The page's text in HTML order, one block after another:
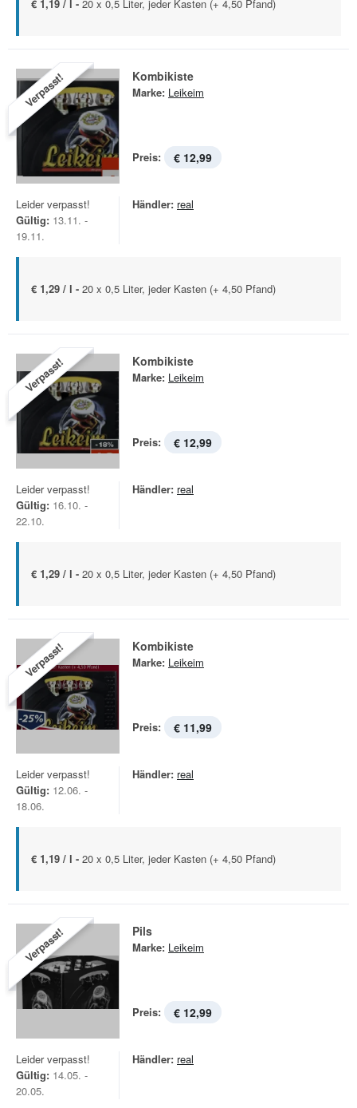
€ 1,19 / l - 20 x 0,5 Liter, jeder Kasten (+ 4,50 Pfand)
Verpasst! Kombikiste
Marke: Leikeim
Preis: € 12,99
Leider verpasst!
Gültig: 13.11. -
19.11.
Händler: real
€ 1,29 / l - 20 x 0,5 Liter, jeder Kasten (+ 4,50 Pfand)
Verpasst! Kombikiste
Marke: Leikeim
Preis: € 12,99
Leider verpasst!
Gültig: 16.10. -
22.10.
Händler: real
€ 1,29 / l - 20 x 0,5 Liter, jeder Kasten (+ 4,50 Pfand)
Verpasst! Kombikiste
Marke: Leikeim
Preis: € 11,99
Leider verpasst!
Gültig: 12.06. -
18.06.
Händler: real
€ 1,19 / l - 20 x 0,5 Liter, jeder Kasten (+ 4,50 Pfand)
Verpasst! Pils
Marke: Leikeim
Preis: € 12,99
Leider verpasst!
Gültig: 14.05. -
20.05.
Händler: real